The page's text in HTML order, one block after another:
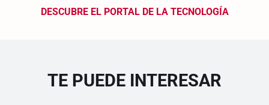
DESCUBRE EL PORTAL DE LA TECNOLOGÍA
TE PUEDE INTERESAR